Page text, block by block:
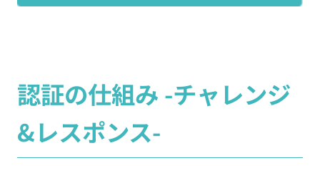
認証の仕組み -チャレンジ
&レスポンス-